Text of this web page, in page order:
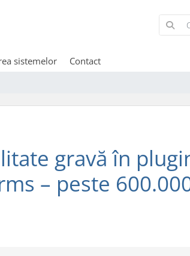
sistemelor Contact
gravă în
– peste